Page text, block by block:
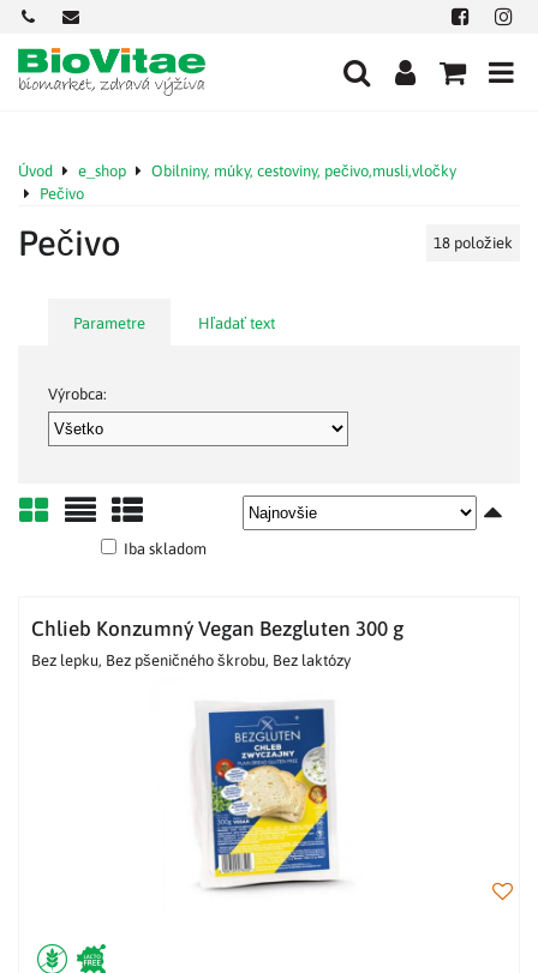
+421
901
712
584
office@biovitae.sk Facebook
Úvod e_shop
Obilniny, múky, cestoviny, pečivo,musli,vločky
Pečivo
Pečivo 18 položiek
Parametre Hľadať text
Výrobca:
MriežkaZoznam
Tabuľka
Iba skladom
Chlieb Konzumný Vegan Bezgluten 300 g
Bez lepku, Bez pšeničného škrobu, Bez laktózy